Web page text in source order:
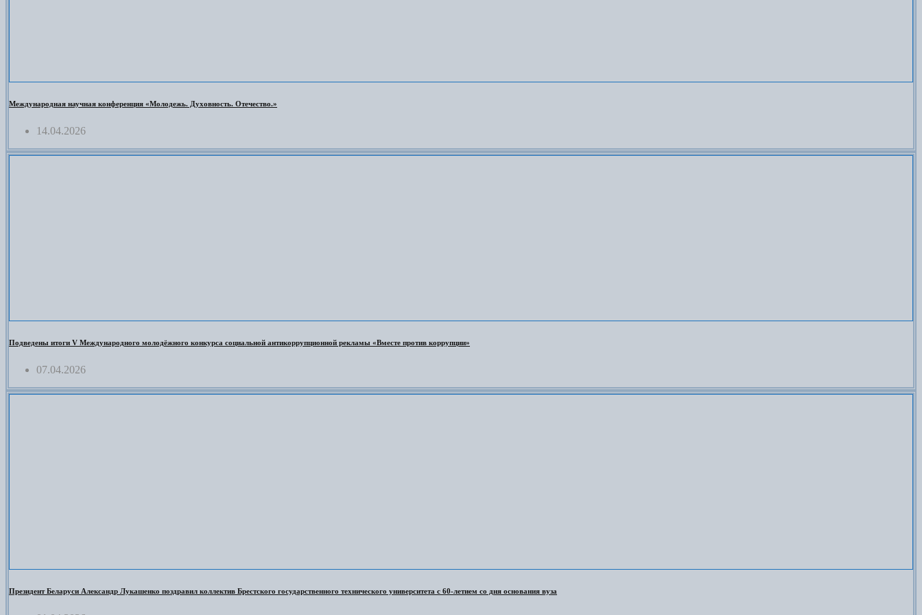
Международная научная конференция «Молодежь. Духовность. Отечество.»
14.04.2026
Подведены итоги V Международного молодёжного конкурса социальной антикоррупционной рекламы «Вместе против коррупции»
07.04.2026
Президент Беларуси Александр Лукашенко поздравил коллектив Брестского государственного технического университета с 60-летием со дня основания вуза